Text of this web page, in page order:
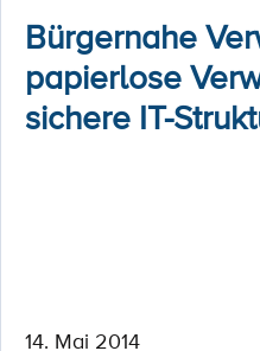
Bürgernahe
papierlose
sichere IT-
14. Mai 2014